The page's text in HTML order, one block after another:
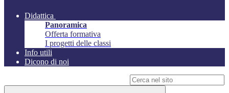
Didattica
Panoramica
Offerta formativa
I progetti delle classi
Info utili
Dicono di noi